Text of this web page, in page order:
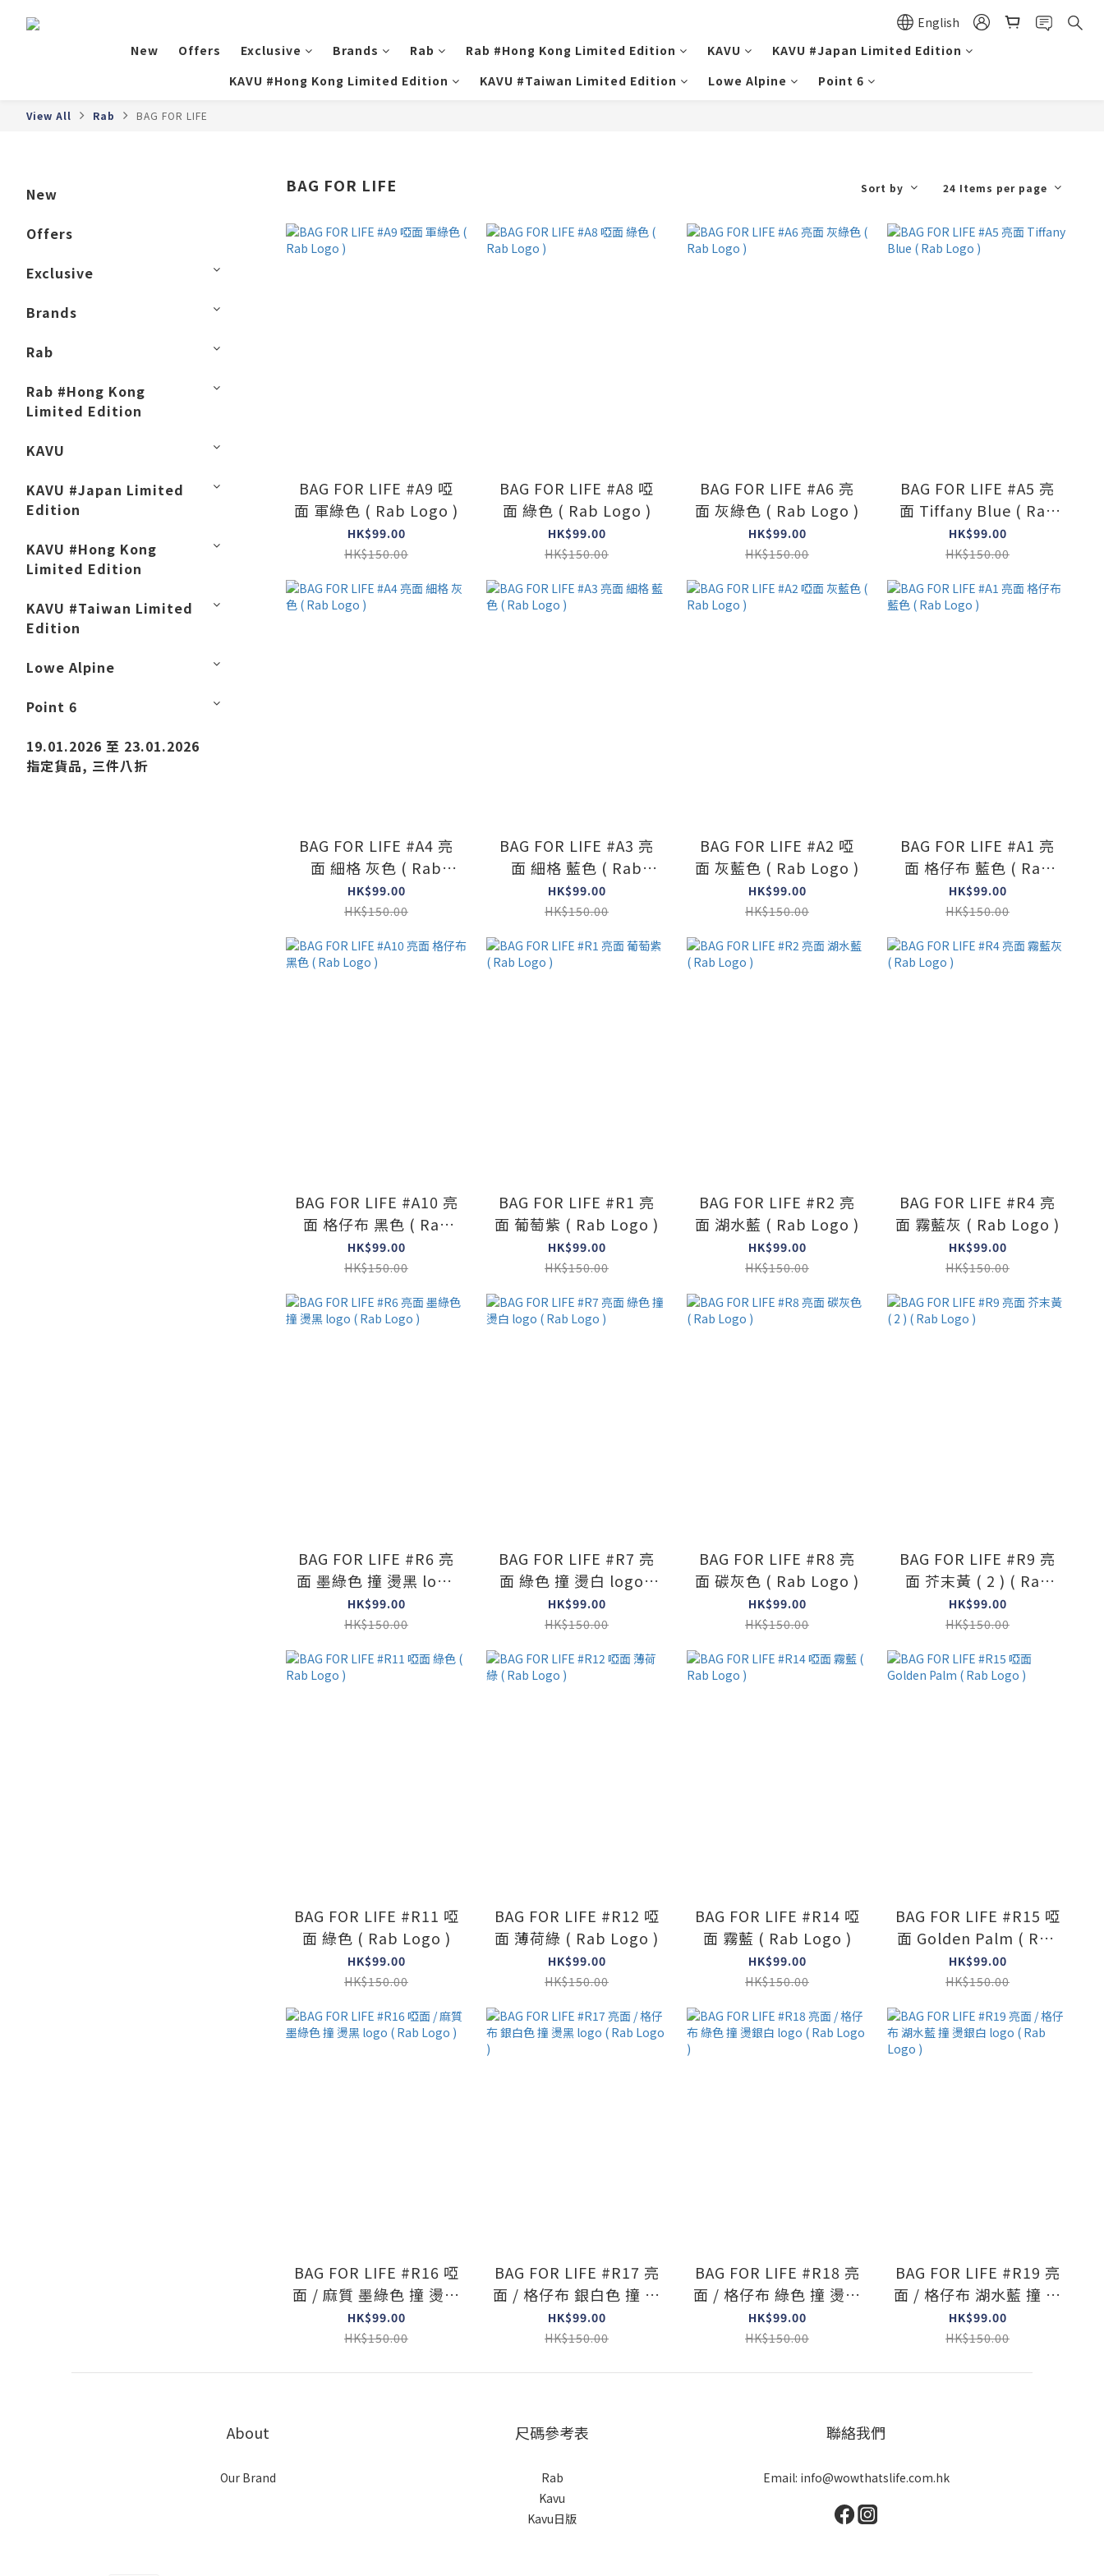
English
New
Offers Exclusive Brands Rab Rab #Hong Kong Limited Edition KAVU
KAVU #Japan Limited Edition
KAVU #Hong Kong Limited Edition
KAVU #Taiwan Limited Edition Lowe Alpine Point 6
View All Rab BAG FOR LIFE
New
Offers
Exclusive
Brands
Rab
Rab #Hong Kong
Limited Edition
KAVU
KAVU #Japan Limited
Edition
KAVU #Hong Kong
Limited Edition
KAVU #Taiwan Limited
Edition
Lowe Alpine
Point 6
19.01.2026 至 23.01.2026
指定貨品, 三件八折
BAG FOR LIFE Sort by 24 Items per page
BAG FOR LIFE #A9 啞
面 軍綠色 ( Rab Logo )
HK$99.00
HK$150.00
BAG FOR LIFE #A8 啞
面 綠色 ( Rab Logo )
HK$99.00
HK$150.00
BAG FOR LIFE #A6 亮
面 灰綠色 ( Rab Logo )
HK$99.00
HK$150.00
BAG FOR LIFE #A5 亮
面 Tiffany Blue ( Rab
Logo )
HK$99.00
HK$150.00
BAG FOR LIFE #A4 亮
面 細格 灰色 ( Rab
Logo )
HK$99.00
HK$150.00
BAG FOR LIFE #A3 亮
面 細格 藍色 ( Rab
Logo )
HK$99.00
HK$150.00
BAG FOR LIFE #A2 啞
面 灰藍色 ( Rab Logo )
HK$99.00
HK$150.00
BAG FOR LIFE #A1 亮
面 格仔布 藍色 ( Rab
Logo )
HK$99.00
HK$150.00
BAG FOR LIFE #A10 亮
面 格仔布 黑色 ( Rab
Logo )
HK$99.00
HK$150.00
BAG FOR LIFE #R1 亮
面 葡萄紫 ( Rab Logo )
HK$99.00
HK$150.00
BAG FOR LIFE #R2 亮
面 湖水藍 ( Rab Logo )
HK$99.00
HK$150.00
BAG FOR LIFE #R4 亮
面 霧藍灰 ( Rab Logo )
HK$99.00
HK$150.00
BAG FOR LIFE #R6 亮
面 墨綠色 撞 燙黑 logo
( Rab Logo )
HK$99.00
HK$150.00
BAG FOR LIFE #R7 亮
面 綠色 撞 燙白 logo (
Rab Logo )
HK$99.00
HK$150.00
BAG FOR LIFE #R8 亮
面 碳灰色 ( Rab Logo )
HK$99.00
HK$150.00
BAG FOR LIFE #R9 亮
面 芥末黃 ( 2 ) ( Rab
Logo )
HK$99.00
HK$150.00
BAG FOR LIFE #R11 啞
面 綠色 ( Rab Logo )
HK$99.00
HK$150.00
BAG FOR LIFE #R12 啞
面 薄荷綠 ( Rab Logo )
HK$99.00
HK$150.00
BAG FOR LIFE #R14 啞
面 霧藍 ( Rab Logo )
HK$99.00
HK$150.00
BAG FOR LIFE #R15 啞
面 Golden Palm ( Rab
Logo )
HK$99.00
HK$150.00
BAG FOR LIFE #R16 啞
面 / 麻質 墨綠色 撞 燙黑
logo ( Rab Logo )
HK$99.00
HK$150.00
BAG FOR LIFE #R17 亮
面 / 格仔布 銀白色 撞 燙
黑 logo ( Rab Logo )
HK$99.00
HK$150.00
BAG FOR LIFE #R18 亮
面 / 格仔布 綠色 撞 燙銀
白 logo ( Rab Logo )
HK$99.00
HK$150.00
BAG FOR LIFE #R19 亮
面 / 格仔布 湖水藍 撞 燙
銀白 logo ( Rab Logo )
HK$99.00
HK$150.00
About
Our Brand
尺碼參考表
Rab
Kavu
Kavu日版
聯絡我們
Email: info@wowthatslife.com.hk